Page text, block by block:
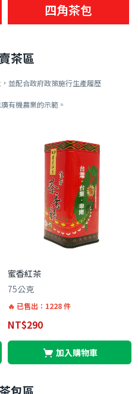
四角茶包
茶區
並配合政府政策施行生產履歷
有機農業的示範。
蜜香紅茶
75公克
已售出：1228 件
NT$290
加入購物車